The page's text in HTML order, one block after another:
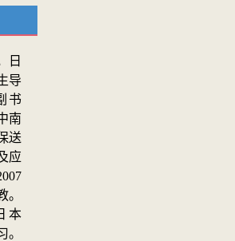
日
导
书
南
送
应
。
本
。